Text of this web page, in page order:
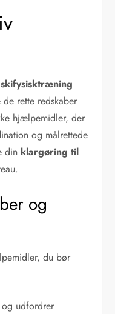
skifysisktræning
rette redskaber
hjælpemidler, der
og målrettede
din klargøring til
og
du bør
udfordrer